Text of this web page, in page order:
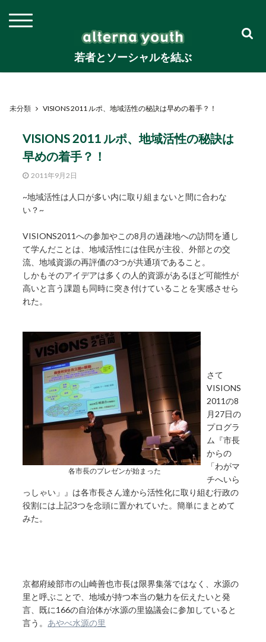
若者とソーシャルを結ぶ
未分類 VISIONS 2011 ルポ、地域活性の秘訣は早めの着手？！
VISIONS 2011 ルポ、地域活性の秘訣は
早めの着手？！
2011年9月2日
~地域活性は人口が多い内に取り組まないと間に合わな
い？~
VISIONS2011への参加やこの8月の過疎地への訪問を通し
て学んだことは、地域活性には住民が主役、外部との交
流、地域資源の再評価の3つが共通項であること。
しかもそのアイデアは多くの人的資源があるほど可能性が
高いと言う課題も同時に突き付けていることを実感させら
れた。
各市長のプレゼンが始まった
さて
VISIONS
2011の8
月27日の
プログラ
ム『市長
からの
「わがマ
チへいら
っしゃい」』は各市長さん達から活性化に取り組む行政の
役割には上記3つを念頭に置かれていた。簡単にまとめて
みた。
京都府綾部市の山崎善也市長は限界集落ではなく、水源の
里と呼ぶことで、地域が持つ本当の魅力を伝えたいと発
言、既に166の自治体が水源の里協議会に参加していると
言う。 あやべ水源の里